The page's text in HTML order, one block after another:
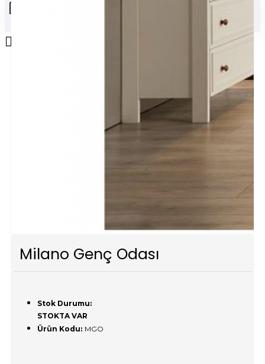
Milano Genç Odası
Stok Durumu:
STOKTA VAR
Ürün Kodu: MGO